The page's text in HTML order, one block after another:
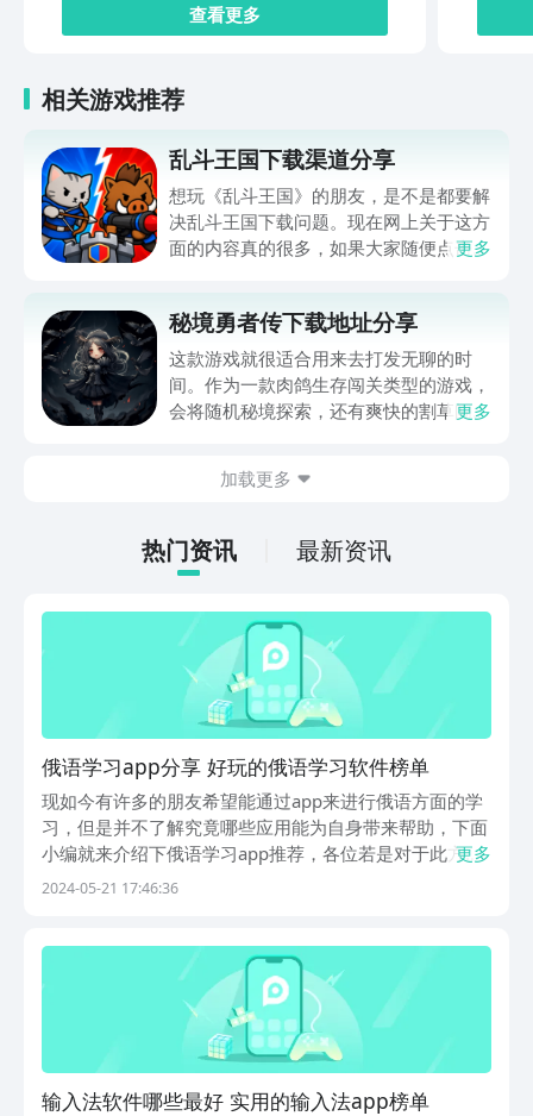
查看更多
相关游戏推荐
乱斗王国下载渠道分享
想玩《乱斗王国》的朋友，是不是都要解
决乱斗王国下载问题。现在网上关于这方
面的内容真的很多，如果大家随便点击陌
app进行下载会更加方便，九游是手游福
利最多的游戏平台，在这里不仅能够看到
游戏资源，还能及时查看后续的消息、活
动内容等相关信息。
更多
秘境勇者传下载地址分享
这款游戏就很适合用来去打发无聊的时
间。作为一款肉鸽生存闯关类型的游戏，
会将随机秘境探索，还有爽快的割草闯关
接就可以下载。游戏的上手门槛还是比较
打发无聊的时间，可玩性真的比较高。
更多
加载更多
热门资讯 最新资讯
俄语学习app分享 好玩的俄语学习软件榜单
现如今有许多的朋友希望能通过app来进行俄语方面的学
习，但是并不了解究竟哪些应用能为自身带来帮助，下面
小编就来介绍下俄语学习app推荐，各位若是对于此方面
好奇，希望能快速的掌握各个不同的语法和发音标准，不
更多
2024-05-21 17:46:36
输入法软件哪些最好 实用的输入法app榜单